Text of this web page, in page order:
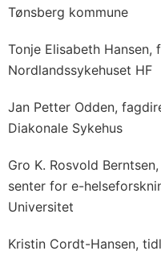
Tønsberg kommune
Tonje Elisabeth Hansen,
Nordlandssykehuset HF
Jan Petter Odden,
Diakonale Sykehus
Gro K. Rosvold
senter for e-
Universitet
Kristin Cordt-Hansen,